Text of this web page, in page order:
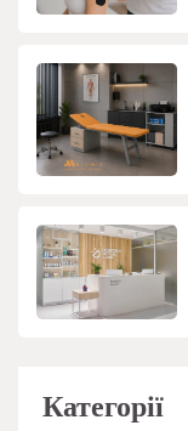
Категорії